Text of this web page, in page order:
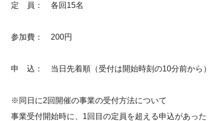
定 員： 各回15名
参加費： 200円
申 込： 当日先着順（受付は開始時刻の10分前から）
※同日に2回開催の事業の受付方法について
事業受付開始時に、1回目の定員を超える申込があった